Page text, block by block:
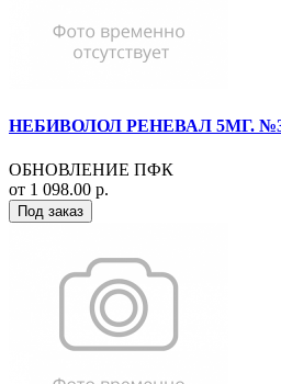
НЕБИВОЛОЛ РЕНЕВАЛ 5МГ.
ОБНОВЛЕНИЕ ПФК
от 1 098.00 р.
Под заказ